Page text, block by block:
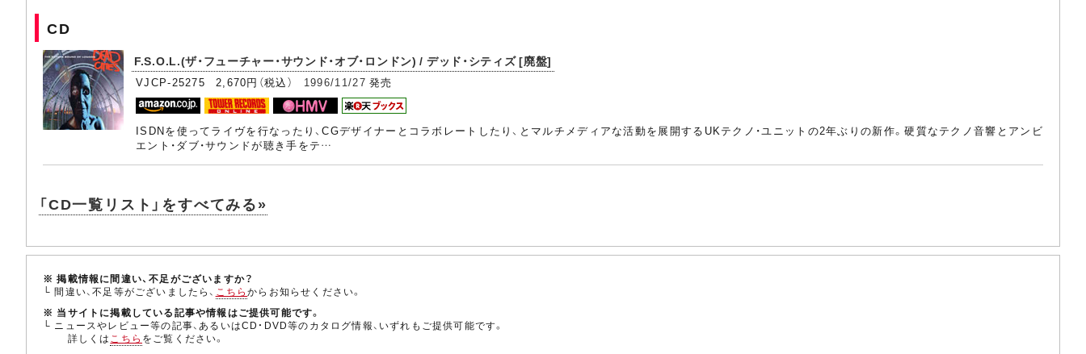
CD
F.S.O.L.(ザ・フューチャー・サウンド・オブ・ロンドン) / デッド・シティズ [廃盤]
VJCP-25275 2,670円（税込） 1996/11/27 発売
ISDNを使ってライヴを行なったり、CGデザイナーとコラボレートしたり、とマルチメディアな活動を展開するUKテクノ・ユニットの2年ぶりの新作。硬質なテクノ音響とアンビ
エント・ダブ・サウンドが聴き手をテ…
「CD一覧リスト」をすべてみる»
※ 掲載情報に間違い、不足がございますか？
└ 間違い、不足等がございましたら、 こちらからお知らせください。
※ 当サイトに掲載している記事や情報はご提供可能です。
└ ニュースやレビュー等の記事、あるいはCD・DVD等のカタログ情報、いずれもご提供可能です。
詳しくはこちら をご覧ください。